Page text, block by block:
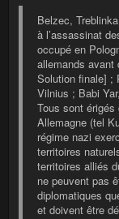
Belzec,
à l’assassinat
occupé en
allemands avant
Solution finale] ;
Vilnius ; Babi
Tous sont
Allemagne (tel
régime nazi
territoires
territoires alliés
ne peuvent pas
diplomatiques
et doivent être